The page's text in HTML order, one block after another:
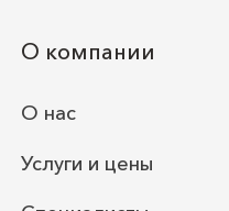
О компании
О нас
Услуги и цены